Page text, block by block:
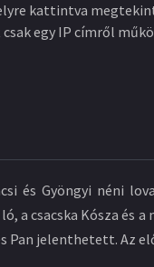
kattintva
egy IP címről
és Gyöngyi néni
a csacska Kósza
jelenthetett. Az